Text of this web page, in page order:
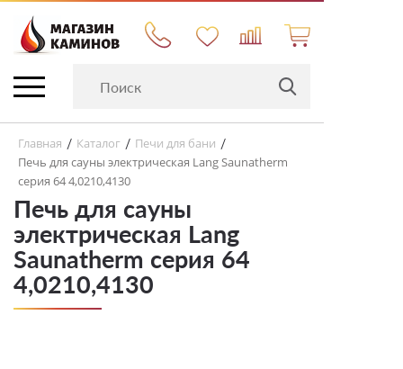
Главная / Каталог / Печи для бани /
Печь для сауны электрическая Lang Saunatherm
серия 64 4,0210,4130
Печь для сауны
электрическая Lang
Saunatherm серия 64
4,0210,4130